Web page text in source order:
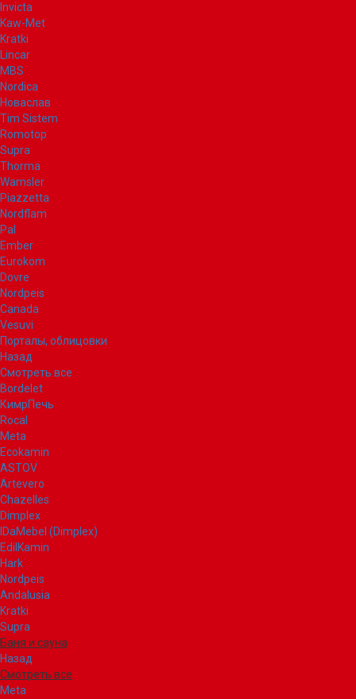
Invicta
Kaw-Met
Kratki
Lincar
MBS
Nordica
Новаслав
Tim Sistem
Romotop
Supra
Thorma
Wamsler
Piazzetta
Nordflam
Pal
Ember
Eurokom
Dovre
Nordpeis
Canada
Vesuvi
Порталы, облицовки
Назад
Смотреть все
Bordelet
КимрПечь
Rocal
Meta
Ecokamin
ASTOV
Artevero
Chazelles
Dimplex
IDaMebel (Dimplex)
EdilKamin
Hark
Nordpeis
Andalusia
Kratki
Supra
Баня и сауна
Назад
Смотреть все
Meta